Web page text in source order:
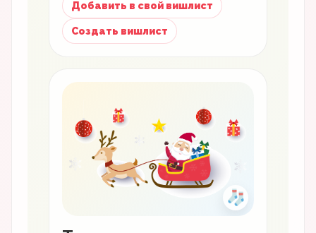
Добавить в свой вишлист
Создать вишлист
🧦